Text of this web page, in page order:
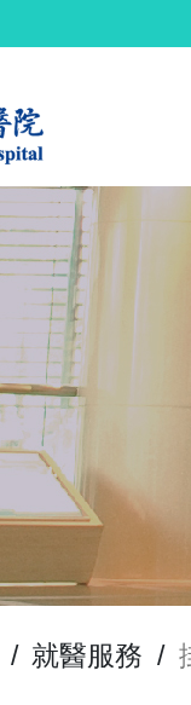
/ 就醫服務 /